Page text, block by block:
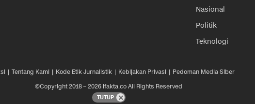
Nasional
Politik
Teknologi
Tentang Kami Kode Etik Jurnalistik Kebijakan Privasi
Pedoman Media Siber
©Copyright 2018 – 2026 ifakta.co All Rights Reserved
TUTUP